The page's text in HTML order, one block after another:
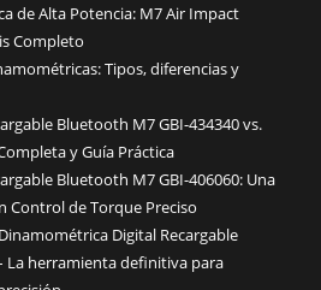
de Alta Potencia: M7 Air Impact
Completo
Tipos, diferencias y
Bluetooth M7 GBI-434340 vs.
y Guía Práctica
Bluetooth M7 GBI-406060: Una
Control de Torque Preciso
Digital Recargable
La herramienta definitiva para